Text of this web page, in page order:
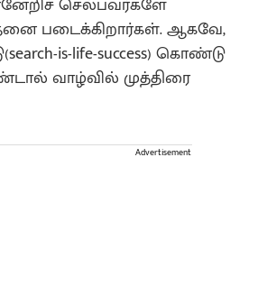
படைக்கிறார்கள். ஆகவே,
is-life-success) கொண்டு
வாழ்வில் முத்திரை
Advertisement